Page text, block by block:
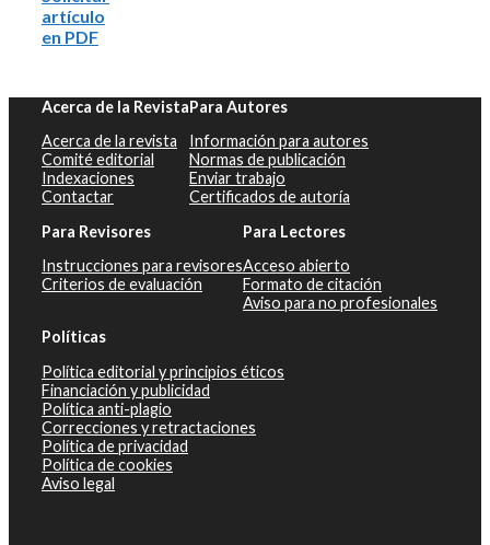
artículo
en PDF
Acerca de la Revista
Acerca de la revista
Comité editorial
Indexaciones
Contactar
Para Autores
Información para autores
Normas de publicación
Enviar trabajo
Certificados de autoría
Para Revisores
Instrucciones para revisores
Criterios de evaluación
Para Lectores
Acceso abierto
Formato de citación
Aviso para no profesionales
Políticas
Política editorial y principios éticos
Financiación y publicidad
Política anti-plagio
Correcciones y retractaciones
Política de privacidad
Política de cookies
Aviso legal